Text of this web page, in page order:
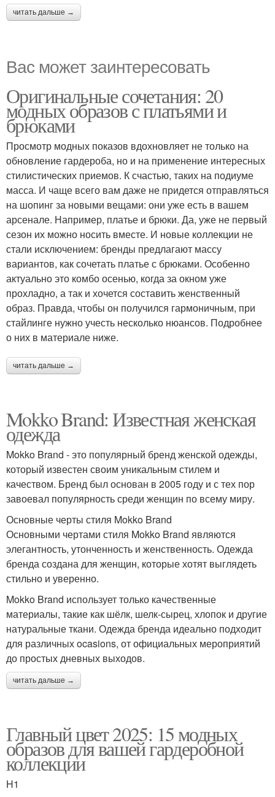
читать дальше →
Вас может заинтересовать
Оригинальные сочетания: 20
модных образов с платьями и
брюками
Просмотр модных показов вдохновляет не только на
обновление гардероба, но и на применение интересных
стилистических приемов. К счастью, таких на подиуме
масса. И чаще всего вам даже не придется отправляться
на шопинг за новыми вещами: они уже есть в вашем
арсенале. Например, платье и брюки. Да, уже не первый
сезон их можно носить вместе. И новые коллекции не
стали исключением: бренды предлагают массу
вариантов, как сочетать платье с брюками. Особенно
актуально это комбо осенью, когда за окном уже
прохладно, а так и хочется составить женственный
образ. Правда, чтобы он получился гармоничным, при
стайлинге нужно учесть несколько нюансов. Подробнее
о них в материале ниже.
читать дальше →
Mokko Brand: Известная женская
одежда
Mokko Brand - это популярный бренд женской одежды,
который известен своим уникальным стилем и
качеством. Бренд был основан в 2005 году и с тех пор
завоевал популярность среди женщин по всему миру.
Основные черты стиля Mokko Brand
Основными чертами стиля Mokko Brand являются
элегантность, утонченность и женственность. Одежда
бренда создана для женщин, которые хотят выглядеть
стильно и уверенно.
Mokko Brand использует только качественные
материалы, такие как шёлк, шелк-сырец, хлопок и другие
натуральные ткани. Одежда бренда идеально подходит
для различных ocasions, от официальных мероприятий
до простых дневных выходов.
читать дальше →
Главный цвет 2025: 15 модных
образов для вашей гардеробной
коллекции
H1